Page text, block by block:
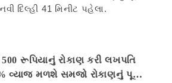
રૂપિયાનું રોકાણ કરી લખપતિ
વ્યાજ મળશે સમજો રોકાણનું પૂરું